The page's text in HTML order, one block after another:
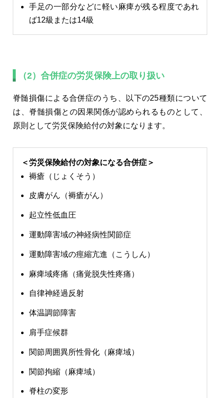
手足の一部分などに軽い麻痺が残る程度であれ
ば12級または14級
（2）合併症の労災保険上の取り扱い
脊髄損傷による合併症のうち、以下の25種類について
は、脊髄損傷との因果関係が認められるものとして、
原則として労災保険給付の対象になります。
＜労災保険給付の対象になる合併症＞
褥瘡（じょくそう）
皮膚がん（褥瘡がん）
起立性低血圧
運動障害域の神経病性関節症
運動障害域の痙縮亢進（こうしん）
麻痺域疼痛（痛覚脱失性疼痛）
自律神経過反射
体温調節障害
肩手症候群
関節周囲異所性骨化（麻痺域）
関節拘縮（麻痺域）
脊柱の変形